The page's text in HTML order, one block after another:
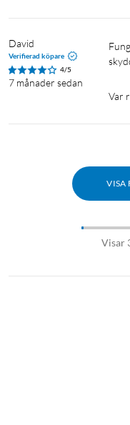
David
Verifierad köpare
4/5
7 månader sedan
Fungerar utmärkt för Iphone 16 pro utan
Var
VISA
Visar